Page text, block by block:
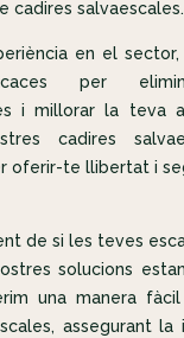
cadires salvaescales.
en el
per
i millorar la teva
cadires
oferir-te llibertat i
de si les teves
solucions
una manera
assegurant la